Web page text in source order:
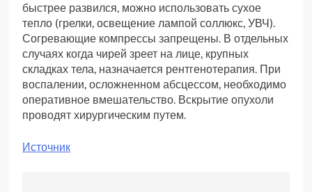
быстрее развился, можно использовать сухое
тепло (грелки, освещение лампой соллюкс, УВЧ).
Согревающие компрессы запрещены. В отдельных
случаях когда чирей зреет на лице, крупных
складках тела, назначается рентгенотерапия. При
воспалении, осложненном абсцессом, необходимо
оперативное вмешательство. Вскрытие опухоли
проводят хирургическим путем.
Источник